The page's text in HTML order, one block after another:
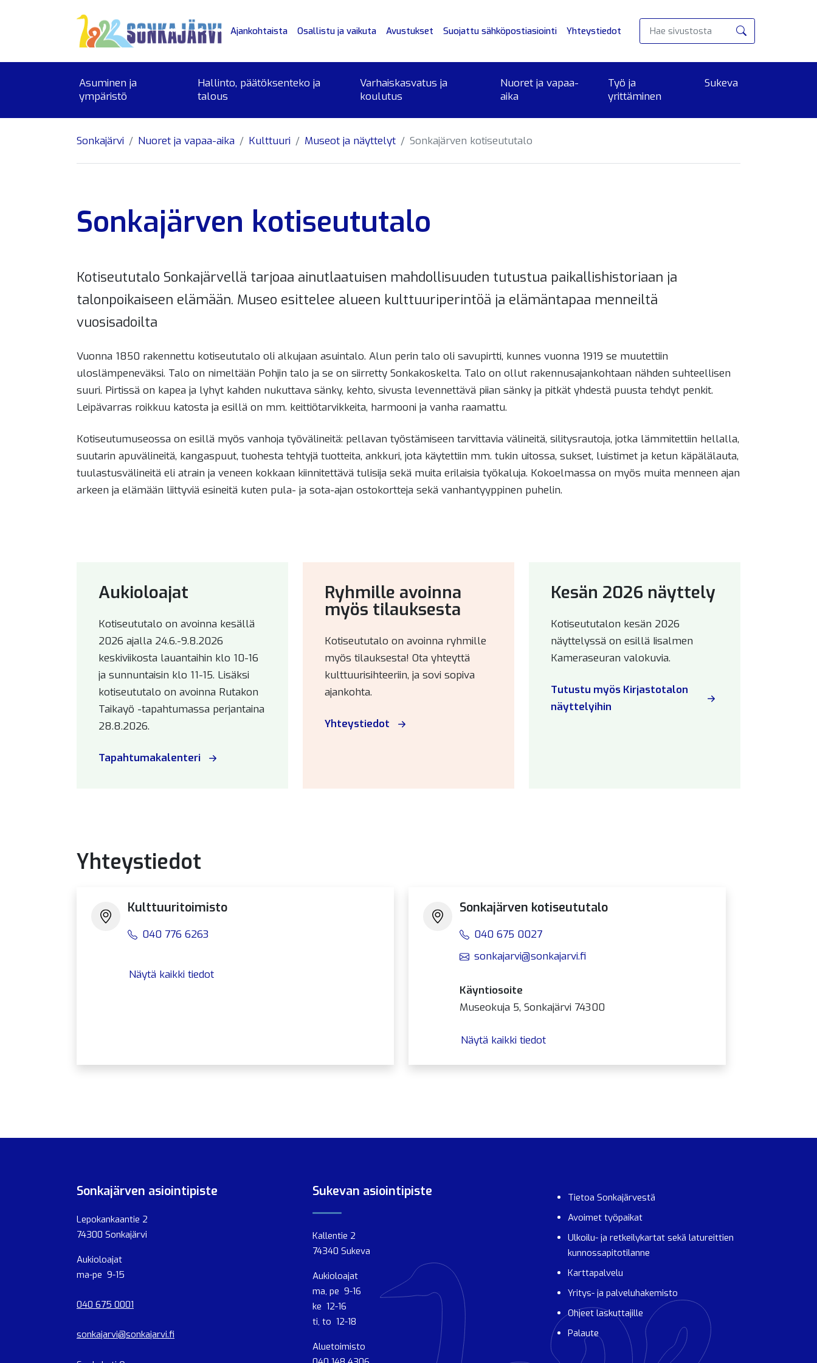
Ajankohtaista Osallistu ja vaikuta Avustukset Suojattu sähköpostiasiointi Yhteystiedot
Hae
Asuminen ja
ympäristö
Hallinto, päätöksenteko ja
talous
Varhaiskasvatus ja
koulutus
Nuoret ja vapaa-
aika
Työ ja
yrittäminen
Sukeva
Sonkajärvi Nuoret ja vapaa-aika Kulttuuri Museot ja näyttelyt Sonkajärven kotiseututalo
Sonkajärven kotiseututalo
Kotiseututalo Sonkajärvellä tarjoaa ainutlaatuisen mahdollisuuden tutustua paikallishistoriaan ja
talonpoikaiseen elämään. Museo esittelee alueen kulttuuriperintöä ja elämäntapaa menneiltä
vuosisadoilta
Vuonna 1850 rakennettu kotiseututalo oli alkujaan asuintalo. Alun perin talo oli savupirtti, kunnes vuonna 1919 se muutettiin
uloslämpeneväksi. Talo on nimeltään Pohjin talo ja se on siirretty Sonkakoskelta. Talo on ollut rakennusajankohtaan nähden suhteellisen
suuri. Pirtissä on kapea ja lyhyt kahden nukuttava sänky, kehto, sivusta levennettävä piian sänky ja pitkät yhdestä puusta tehdyt penkit.
Leipävarras roikkuu katosta ja esillä on mm. keittiötarvikkeita, harmooni ja vanha raamattu.
Kotiseutumuseossa on esillä myös vanhoja työvälineitä: pellavan työstämiseen tarvittavia välineitä, silitysrautoja, jotka lämmitettiin hellalla,
suutarin apuvälineitä, kangaspuut, tuohesta tehtyjä tuotteita, ankkuri, jota käytettiin mm. tukin uitossa, sukset, luistimet ja ketun käpälälauta,
tuulastusvälineitä eli atrain ja veneen kokkaan kiinnitettävä tulisija sekä muita erilaisia työkaluja. Kokoelmassa on myös muita menneen ajan
arkeen ja elämään liittyviä esineitä kuten pula- ja sota-ajan ostokortteja sekä vanhantyyppinen puhelin.
Aukioloajat
Kotiseututalo on avoinna kesällä
2026 ajalla 24.6.-9.8.2026
keskiviikosta lauantaihin klo 10-16
ja sunnuntaisin klo 11-15. Lisäksi
kotiseututalo on avoinna Rutakon
Taikayö -tapahtumassa perjantaina
28.8.2026.
Tapahtumakalenteri
Ryhmille avoinna
myös tilauksesta
Kotiseututalo on avoinna ryhmille
myös tilauksesta! Ota yhteyttä
kulttuurisihteeriin, ja sovi sopiva
ajankohta.
Yhteystiedot
Kesän 2026 näyttely
Kotiseututalon kesän 2026
näyttelyssä on esillä Iisalmen
Kameraseuran valokuvia.
Tutustu myös Kirjastotalon
näyttelyihin
Yhteystiedot
Kulttuuritoimisto
040 776 6263
Näytä kaikki tiedot
Sonkajärven kotiseututalo
040 675 0027
sonkajarvi@sonkajarvi.fi
Käyntiosoite
Museokuja 5, Sonkajärvi 74300
Näytä kaikki tiedot
Sonkajärven asiointipiste
Lepokankaantie 2
74300 Sonkajärvi
Aukioloajat
ma-pe 9-15
040 675 0001
sonkajarvi@sonkajarvi.fi
Sukevan asiointipiste
Kallentie 2
74340 Sukeva
Aukioloajat
ma, pe 9-16
ke 12-16
ti, to 12-18
Aluetoimisto
Tietoa Sonkajärvestä
Avoimet työpaikat
Ulkoilu- ja retkeilykartat sekä latureittien
kunnossapitotilanne
Karttapalvelu
Yritys- ja palveluhakemisto
Ohjeet laskuttajille
Palaute